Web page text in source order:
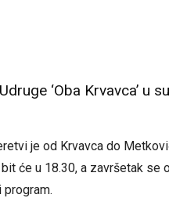
‘Oba Krvavca’ u
je od Krvavca do
će u 18.30, a završetak
program.